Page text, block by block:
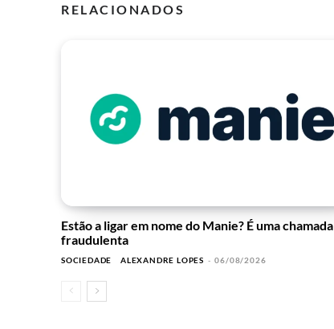
RELACIONADOS
Estão a ligar em nome do Manie? É uma chamada
fraudulenta
SOCIEDADE ALEXANDRE LOPES - 06/08/2026